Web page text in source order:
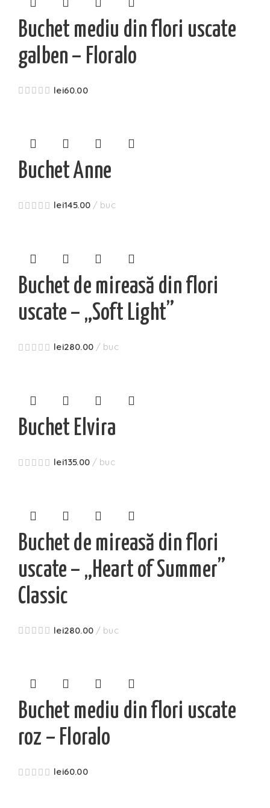
Buchet mediu din flori uscate
galben – Floralo
lei60.00
Buchet Anne
lei145.00 buc
Buchet de mireasă din flori
uscate – „Soft Light”
lei280.00 buc
Buchet Elvira
lei135.00 buc
Buchet de mireasă din flori
uscate – „Heart of Summer”
Classic
lei280.00 buc
Buchet mediu din flori uscate
roz – Floralo
lei60.00